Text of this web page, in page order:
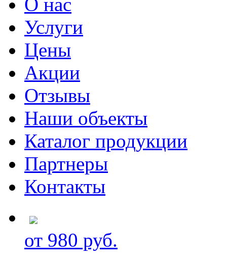
Услуги
Цены
Акции
Отзывы
Наши объекты
Каталог продукции
Партнеры
Контакты
от 980 руб.